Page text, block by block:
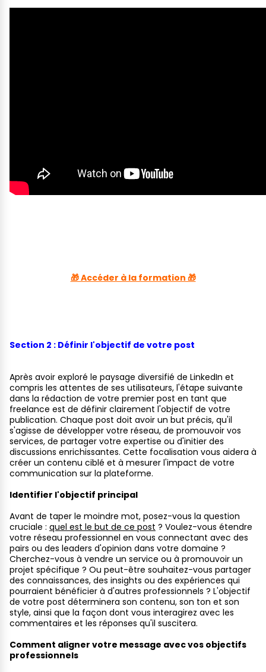
🎁 Accéder à la formation 🎁
Section 2 : Définir l'objectif de votre post
Après avoir exploré le paysage diversifié de LinkedIn et
compris les attentes de ses utilisateurs, l'étape suivante
dans la rédaction de votre premier post en tant que
freelance est de définir clairement l'objectif de votre
publication. Chaque post doit avoir un but précis, qu'il
s'agisse de développer votre réseau, de promouvoir vos
services, de partager votre expertise ou d'initier des
discussions enrichissantes. Cette focalisation vous aidera à
créer un contenu ciblé et à mesurer l'impact de votre
communication sur la plateforme.
Identifier l'objectif principal
Avant de taper le moindre mot, posez-vous la question
cruciale : quel est le but de ce post ? Voulez-vous étendre
votre réseau professionnel en vous connectant avec des
pairs ou des leaders d'opinion dans votre domaine ?
Cherchez-vous à vendre un service ou à promouvoir un
projet spécifique ? Ou peut-être souhaitez-vous partager
des connaissances, des insights ou des expériences qui
pourraient bénéficier à d'autres professionnels ? L'objectif
de votre post déterminera son contenu, son ton et son
style, ainsi que la façon dont vous interagirez avec les
commentaires et les réponses qu'il suscitera.
Comment aligner votre message avec vos objectifs
professionnels